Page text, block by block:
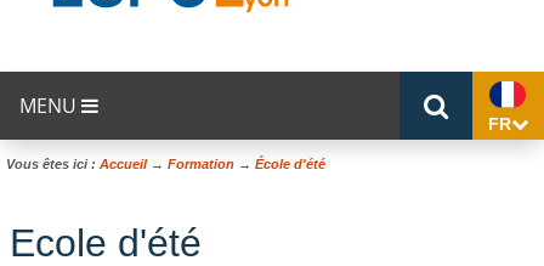
MENU
FR
Vous êtes ici : Accueil→ Formation → École d'été
Ecole d'été